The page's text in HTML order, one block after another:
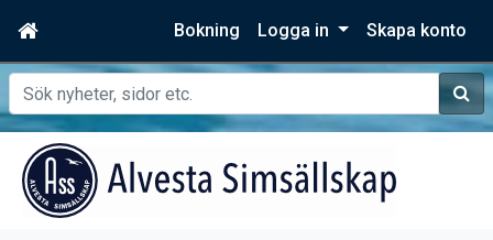
Bokning Logga in Skapa konto
Sök